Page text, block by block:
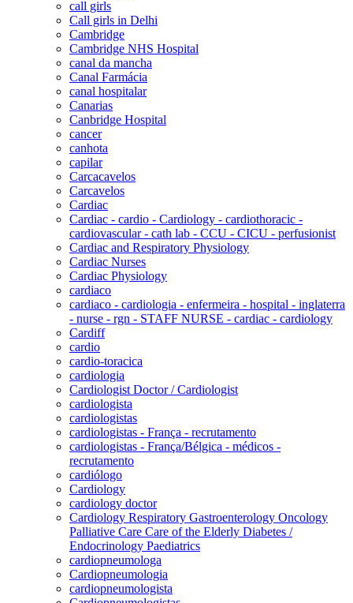
call girls
Call girls in Delhi
Cambridge
Cambridge NHS Hospital
canal da mancha
Canal Farmácia
canal hospitalar
Canarias
Canbridge Hospital
cancer
canhota
capilar
Carcacavelos
Carcavelos
Cardiac
Cardiac - cardio - Cardiology - cardiothoracic -
cardiovascular - cath lab - CCU - CICU - perfusionist
Cardiac and Respiratory Physiology
Cardiac Nurses
Cardiac Physiology
cardiaco
cardiaco - cardiologia - enfermeira - hospital - inglaterra
- nurse - rgn - STAFF NURSE - cardiac - cardiology
Cardiff
cardio
cardio-toracica
cardiologia
Cardiologist Doctor / Cardiologist
cardiologista
cardiologistas
cardiologistas - França - recrutamento
cardiologistas - França/Bélgica - médicos -
recrutamento
cardiólogo
Cardiology
cardiology doctor
Cardiology Respiratory Gastroenterology Oncology
Palliative Care Care of the Elderly Diabetes /
Endocrinology Paediatrics
cardiopneumologa
Cardiopneumologia
cardiopneumologista